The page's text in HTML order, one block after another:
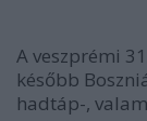
A veszprémi
később
hadtáp-,